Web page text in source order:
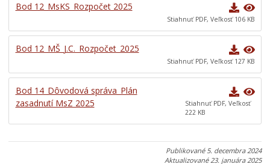
Bod 12_MsKS_Rozpočet 2025
Stiahnuť PDF, Veľkosť 106 KB
Bod 12_MŠ_J.C._Rozpočet_2025
Stiahnuť PDF, Veľkosť 127 KB
Bod 14_Dôvodová správa_Plán
zasadnutí MsZ 2025
Stiahnuť PDF, Veľkosť
222 KB
Publikované 5. decembra 2024
Aktualizované 23. januára 2025